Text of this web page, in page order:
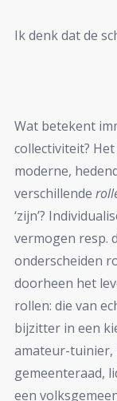
Ik denk dat de
Wat betekent
collectiviteit?
moderne,
verschillende
‘zijn’?
vermogen resp.
onderscheiden
doorheen het
rollen: die van
bijzitter in een
amateur-tuinier,
gemeenteraad,
een